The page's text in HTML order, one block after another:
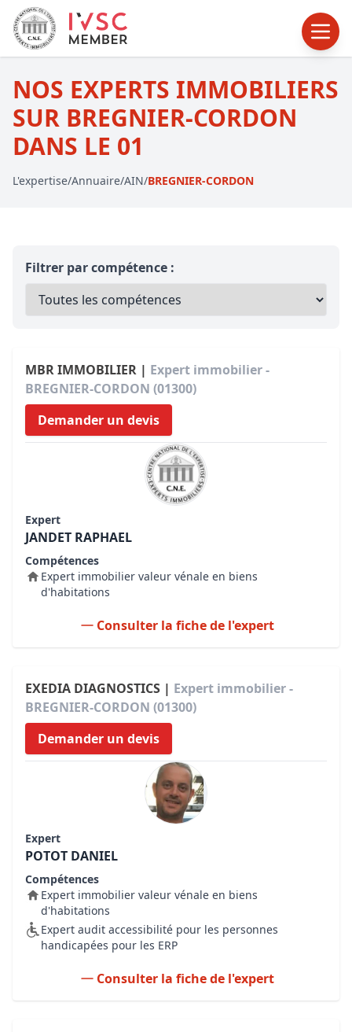
NOS EXPERTS IMMOBILIERS
SUR BREGNIER-CORDON
DANS LE 01
L'expertise/Annuaire/AIN/BREGNIER-CORDON
Filtrer par compétence :
MBR IMMOBILIER | Expert immobilier -
BREGNIER-CORDON (01300)
Demander un devis
Expert
JANDET RAPHAEL
Compétences
Expert immobilier valeur vénale en biens
d'habitations
Consulter la fiche de l'expert
EXEDIA DIAGNOSTICS | Expert immobilier -
BREGNIER-CORDON (01300)
Demander un devis
Expert
POTOT DANIEL
Compétences
Expert immobilier valeur vénale en biens
d'habitations
Expert audit accessibilité pour les personnes
handicapées pour les ERP
Consulter la fiche de l'expert